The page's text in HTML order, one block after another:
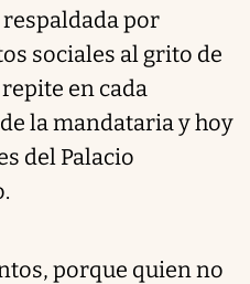
por
sociales al grito de
en cada
la mandataria y hoy
del Palacio
porque quien no